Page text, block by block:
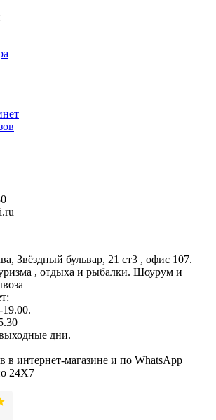
Звёздный бульвар, 21 ст3 , офис 107.
, отдыха и рыбалки. Шоурум и
дни.
в интернет-магазине и по WhatsApp
24X7